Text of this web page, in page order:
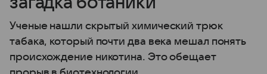
Ученые нашли скрытый химический трюк
табака, который почти два века мешал понять
происхождение никотина. Это обещает